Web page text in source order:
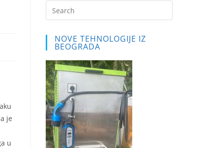
je
u
Escape
NOVE TEHNOLOGIJE IZ
BEOGRADA